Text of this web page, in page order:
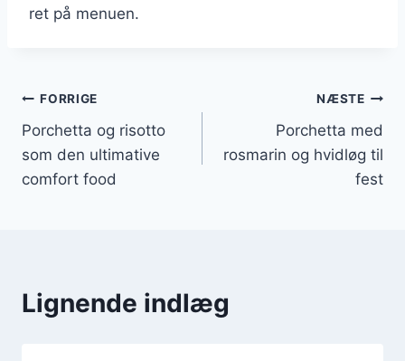
ret på menuen.
Indlægsnavigation
FORRIGE
Porchetta og risotto
som den ultimative
comfort food
NÆSTE
Porchetta med
rosmarin og hvidløg til
fest
Lignende indlæg